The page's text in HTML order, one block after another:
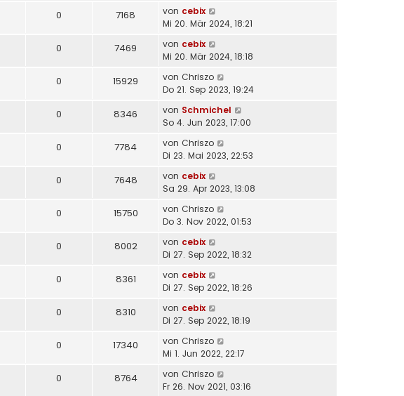
0 7168 von cebix
Mi 20. Mär 2024, 18:21
0 7469 von cebix
Mi 20. Mär 2024, 18:18
0 15929 von Chriszo
Do 21. Sep 2023, 19:24
0 8346 von Schmichel
So 4. Jun 2023, 17:00
0 7784 von Chriszo
Di 23. Mai 2023, 22:53
0 7648 von cebix
Sa 29. Apr 2023, 13:08
0 15750 von Chriszo
Do 3. Nov 2022, 01:53
0 8002 von cebix
Di 27. Sep 2022, 18:32
0 8361 von cebix
Di 27. Sep 2022, 18:26
0 8310 von cebix
Di 27. Sep 2022, 18:19
0 17340 von Chriszo
Mi 1. Jun 2022, 22:17
0 8764 von Chriszo
Fr 26. Nov 2021, 03:16